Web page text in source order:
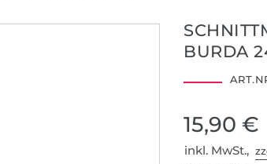
BURDA
15,90 €
inkl. MwSt.,